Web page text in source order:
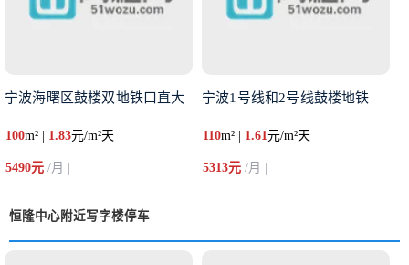
宁波海曙区鼓楼双地铁口直大
100m² | 1.83元/m²天
5490元 /月 |
宁波1号线和2号线鼓楼地铁
110m² | 1.61元/m²天
5313元/月 |
恒隆中心附近写字楼停车